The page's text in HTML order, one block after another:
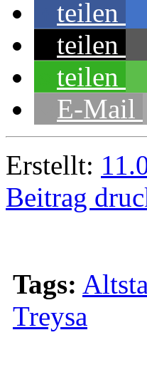
teilen
teilen
teilen
E-Mail
Erstellt:
Beitrag
Tags:
Treysa